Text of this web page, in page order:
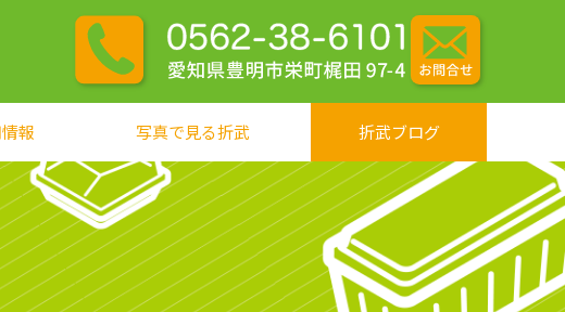
報 写真で見る折武 折武ブログ